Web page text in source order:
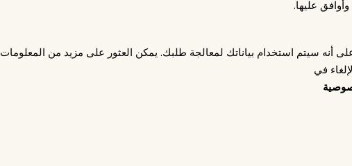
وأوافق عليها.
أنه سيتم استخدام بياناتك لمعالجة طلبك. يمكن العثور على مزيد من المعلومات
في